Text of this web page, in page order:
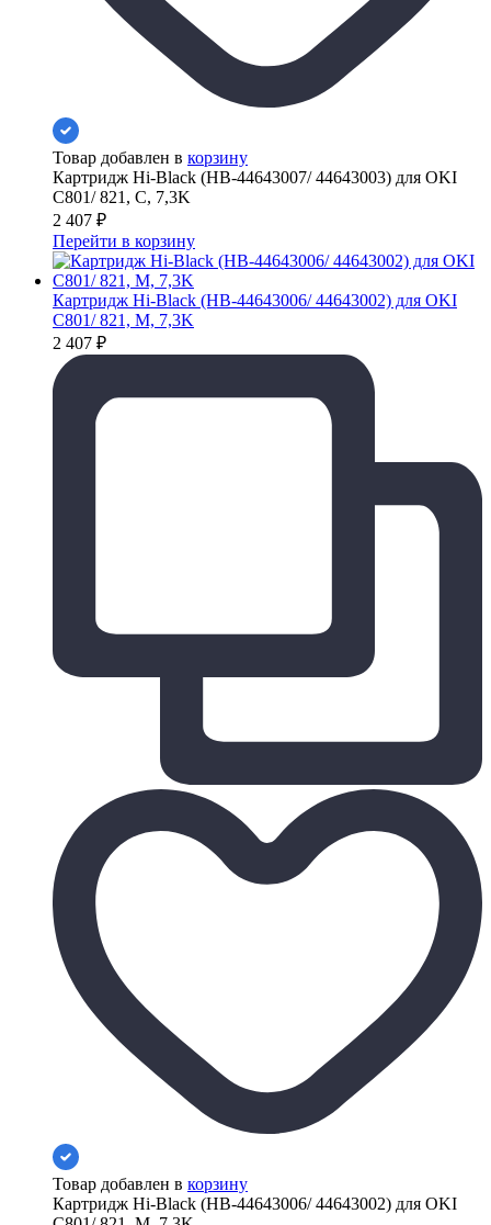
Товар добавлен в корзину
Картридж Hi-Black (HB-44643007/ 44643003) для OKI
C801/ 821, C, 7,3K
2 407 ₽
Перейти в корзину
Картридж Hi-Black (HB-44643006/ 44643002) для OKI
C801/ 821, M, 7,3K
2 407 ₽
Товар добавлен в корзину
Картридж Hi-Black (HB-44643006/ 44643002) для OKI